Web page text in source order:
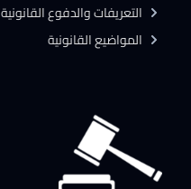
التعريفات والدفوع القانونية
المواضيع القانونية